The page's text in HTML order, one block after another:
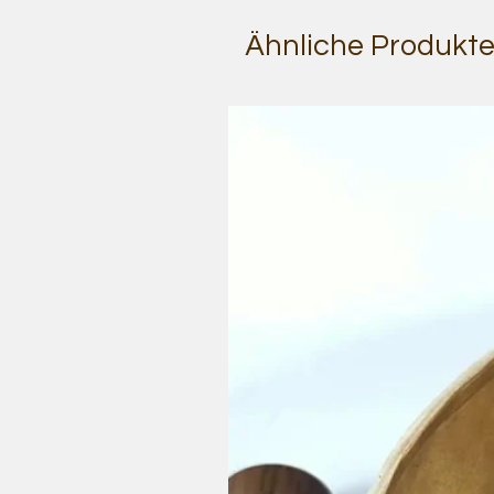
Ähnliche Produkte